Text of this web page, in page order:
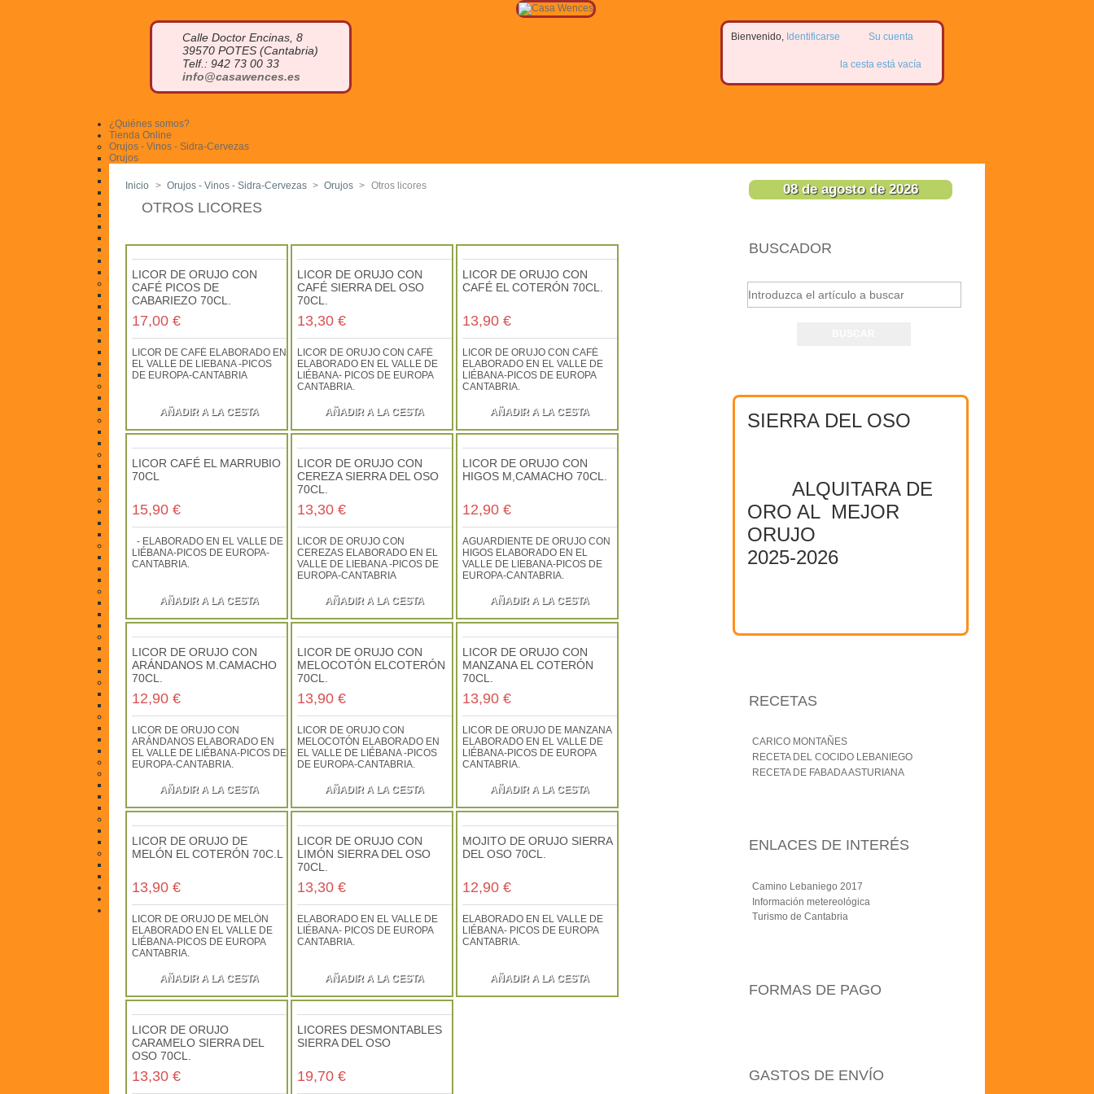
Calle Doctor Encinas, 8
39570 POTES (Cantabria)
Telf.: 942 73 00 33
info@casawences.es
Su cuenta
Bienvenido, Identificarse
la cesta está vacía
¿Quiénes somos?
Tienda Online
Orujos - Vinos - Sidra-Cervezas
Orujos
Orujo de hierbas
Orujo de miel
Otros licores
Cremas de orujo
Sidra
Otras bebidas
Cervezas Artesanas
Quesos
Queso azul
Quesucos de vaca
Quesucos de oveja
Quesucos de cabra
Quesucos mezcla
Quesucos ahumados
Tablas de quesos
Cremas de queso
Chorizos, Borono, Cecina y otros
Legumbres
Anchoas y Conservas de Pescado
Anchoas
Atún-Bonito
Pates
Mermeladas y Confituras
Liebana
Confituras y Frutas
Liébana y Cantabria
Derivados de la miel
Repostería Artesana
Sobaos y quesadas
Corbatas
Dulces y pastas
Chocolates y Caramelos Artesanos
Chocolates
Caramelos
Hierbas - Cosmética Natural
Hierbas
Cosmética Artesana
Cosmética Natural
Otros Productos de la Región
MAPAS Y GUÍAS
Musica Folk
Souvenir
Artesanía-Madera-Cerámica-Piel
¿Cómo comprar?
Inicio > Orujos - Vinos - Sidra-Cervezas > Orujos > Otros licores
OTROS LICORES
LICOR DE ORUJO CON
CAFÉ PICOS DE
CABARIEZO 70CL.
17,00 €
LICOR DE CAFÉ ELABORADO EN
EL VALLE DE LIEBANA -PICOS
DE EUROPA-CANTABRIA
AÑADIR A LA CESTA
LICOR DE ORUJO CON
CAFÉ SIERRA DEL OSO
70CL.
13,30 €
LICOR DE ORUJO CON CAFÉ
ELABORADO EN EL VALLE DE
LIÉBANA- PICOS DE EUROPA
CANTABRIA.
AÑADIR A LA CESTA
LICOR DE ORUJO CON
CAFÉ EL COTERÓN 70CL.
13,90 €
LICOR DE ORUJO CON CAFÉ
ELABORADO EN EL VALLE DE
LIÉBANA-PICOS DE EUROPA
CANTABRIA.
AÑADIR A LA CESTA
LICOR CAFÉ EL MARRUBIO
70CL
15,90 €
- ELABORADO EN EL VALLE DE
LIÉBANA-PICOS DE EUROPA-
CANTABRIA.
AÑADIR A LA CESTA
LICOR DE ORUJO CON
CEREZA SIERRA DEL OSO
70CL.
13,30 €
LICOR DE ORUJO CON
CEREZAS ELABORADO EN EL
VALLE DE LIEBANA -PICOS DE
EUROPA-CANTABRIA
AÑADIR A LA CESTA
LICOR DE ORUJO CON
HIGOS M,CAMACHO 70CL.
12,90 €
AGUARDIENTE DE ORUJO CON
HIGOS ELABORADO EN EL
VALLE DE LIEBANA-PICOS DE
EUROPA-CANTABRIA.
AÑADIR A LA CESTA
LICOR DE ORUJO CON
ARÁNDANOS M.CAMACHO
70CL.
12,90 €
LICOR DE ORUJO CON
ARÁNDANOS ELABORADO EN
EL VALLE DE LIÉBANA-PICOS DE
EUROPA-CANTABRIA.
AÑADIR A LA CESTA
LICOR DE ORUJO CON
MELOCOTÓN ELCOTERÓN
70CL.
13,90 €
LICOR DE ORUJO CON
MELOCOTÓN ELABORADO EN
EL VALLE DE LIÉBANA -PICOS
DE EUROPA-CANTABRIA.
AÑADIR A LA CESTA
LICOR DE ORUJO CON
MANZANA EL COTERÓN
70CL.
13,90 €
LICOR DE ORUJO DE MANZANA
ELABORADO EN EL VALLE DE
LIÉBANA-PICOS DE EUROPA
CANTABRIA.
AÑADIR A LA CESTA
LICOR DE ORUJO DE
MELÓN EL COTERÓN 70C.L
13,90 €
LICOR DE ORUJO DE MELÓN
ELABORADO EN EL VALLE DE
LIÉBANA-PICOS DE EUROPA
CANTABRIA.
AÑADIR A LA CESTA
LICOR DE ORUJO CON
LIMÓN SIERRA DEL OSO
70CL.
13,30 €
ELABORADO EN EL VALLE DE
LIÉBANA- PICOS DE EUROPA
CANTABRIA.
AÑADIR A LA CESTA
MOJITO DE ORUJO SIERRA
DEL OSO 70CL.
12,90 €
ELABORADO EN EL VALLE DE
LIÉBANA- PICOS DE EUROPA
CANTABRIA.
AÑADIR A LA CESTA
LICOR DE ORUJO
CARAMELO SIERRA DEL
OSO 70CL.
13,30 €
LICORES DESMONTABLES
SIERRA DEL OSO
19,70 €
08 de agosto de 2026
BUSCADOR
SIERRA DEL OSO
ALQUITARA DE
ORO AL MEJOR
ORUJO
2025-2026
RECETAS
CARICO MONTAÑES
RECETA DEL COCIDO LEBANIEGO
RECETA DE FABADA ASTURIANA
ENLACES DE INTERÉS
Camino Lebaniego 2017
Información metereológica
Turismo de Cantabria
FORMAS DE PAGO
GASTOS DE ENVÍO